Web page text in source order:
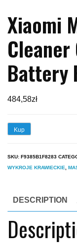
Xiaomi
Cleaner
Battery
484,58zł
Kup
SKU: F9385B1F8283
WYKROJE KRAWIECKIE,
DESCRIPTION